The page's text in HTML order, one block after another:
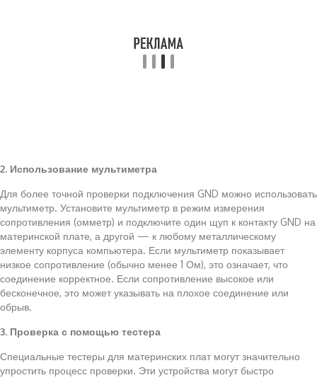
2. Использование мультиметра
Для более точной проверки подключения GND можно использовать
мультиметр. Установите мультиметр в режим измерения
сопротивления (омметр) и подключите один щуп к контакту GND на
материнской плате, а другой — к любому металлическому
элементу корпуса компьютера. Если мультиметр показывает
низкое сопротивление (обычно менее 1 Ом), это означает, что
соединение корректное. Если сопротивление высокое или
бесконечное, это может указывать на плохое соединение или
обрыв.
3. Проверка с помощью тестера
Специальные тестеры для материнских плат могут значительно
упростить процесс проверки. Эти устройства могут быстро